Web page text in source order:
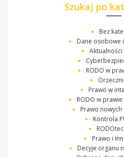
Szukaj po
Bez
Dane osobowe
RODO w
Prawo w
RODO w
Prawo
Kontrola
Prawo i
Decyje organu